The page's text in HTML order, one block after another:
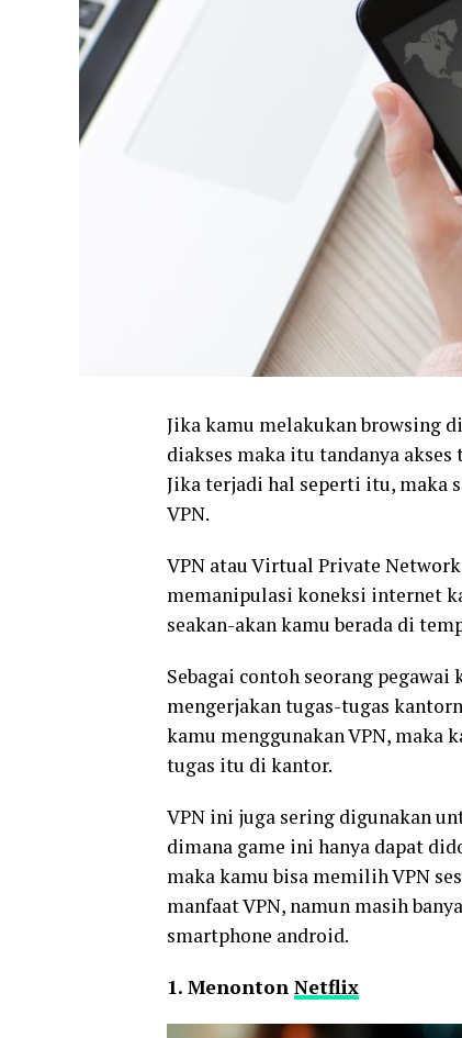
Jika kamu melakukan browsing
diakses maka itu tandanya
Jika terjadi hal seperti itu, maka
VPN.
VPN atau Virtual Private
memanipulasi koneksi internet
seakan-akan kamu berada di
Sebagai contoh seorang
mengerjakan tugas-tugas
kamu menggunakan VPN, maka
tugas itu di kantor.
VPN ini juga sering digunakan
dimana game ini hanya dapat
maka kamu bisa memilih VPN
manfaat VPN, namun masih
smartphone android.
1. Menonton Netflix